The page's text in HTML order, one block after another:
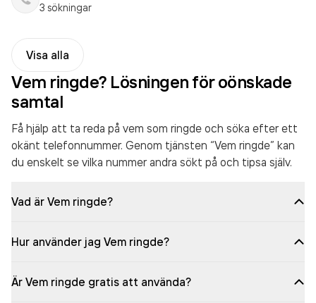
3 sökningar
Visa alla
Vem ringde? Lösningen för oönskade
samtal
Få hjälp att ta reda på vem som ringde och söka efter ett
okänt telefonnummer. Genom tjänsten “Vem ringde” kan
du enskelt se vilka nummer andra sökt på och tipsa själv.
Vad är Vem ringde?
Hur använder jag Vem ringde?
Är Vem ringde gratis att använda?